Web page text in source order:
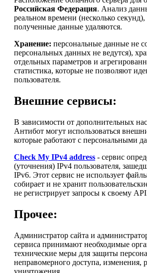
Российская Федерация. Анализ
реальном времени (несколько секунд),
полученные данные удаляются.
Хранение: персональные данные не
персональных данных не ведутся),
отдельных параметров и
статистика, которые не позволяют
пользователя.
Внешние сервисы:
В зависимости от дополнительных
Антибот могут использоваться
которые работают с персональными
Check My IPv4 address - сервис
(уточнения) IPv4 пользователя,
IPv6. Этот сервис не использует
собирает и не хранит
не регистрирует запросы к своему
Прочее:
Администратор сайта и
сервиса принимают необходимые
технические меры для защиты
неправомерного доступа, изменения,
уничтожения.